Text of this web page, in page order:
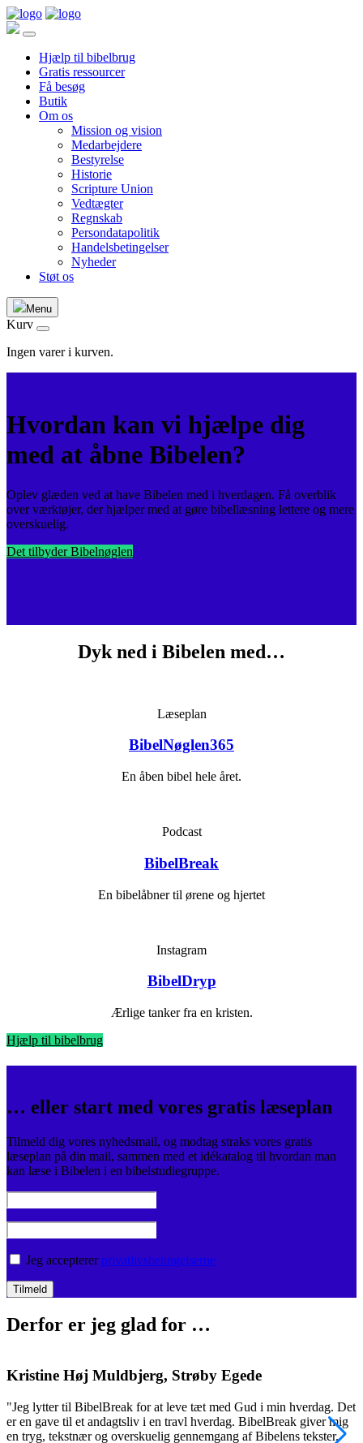
Hjælp til bibelbrug
Gratis ressourcer
Få besøg
Butik
Om os
Mission og vision
Medarbejdere
Bestyrelse
Historie
Scripture Union
Vedtægter
Regnskab
Persondatapolitik
Handelsbetingelser
Nyheder
Støt os
Menu
Kurv
Ingen varer i kurven.
Hvordan kan vi hjælpe dig
med at åbne Bibelen?
Oplev glæden ved at have Bibelen med i hverdagen. Få overblik
over værktøjer, der hjælper med at gøre bibellæsning lettere og mere
overskuelig.
Det tilbyder Bibelnøglen
Dyk ned i Bibelen med…
Læseplan
BibelNøglen365
En åben bibel hele året.
Podcast
BibelBreak
En bibelåbner til ørene og hjertet
Instagram
BibelDryp
Ærlige tanker fra en kristen.
Hjælp til bibelbrug
… eller start med vores gratis læseplan
Tilmeld dig vores nyhedsmail, og modtag straks vores gratis
læseplan på din mail, sammen med et idékatalog til hvordan man
kan læse i Bibelen i en bibelstudiegruppe.
Jeg accepterer privatlivsbetingelserne
Derfor er jeg glad for …
Kristine Høj Muldbjerg, Strøby Egede
"Jeg lytter til BibelBreak for at leve tæt med Gud i min hverdag. Det
er en gave til et andagtsliv i en travl hverdag. BibelBreak giver mig
en tryg, tekstnær og overskuelig gennemgang af Bibelens tekster.